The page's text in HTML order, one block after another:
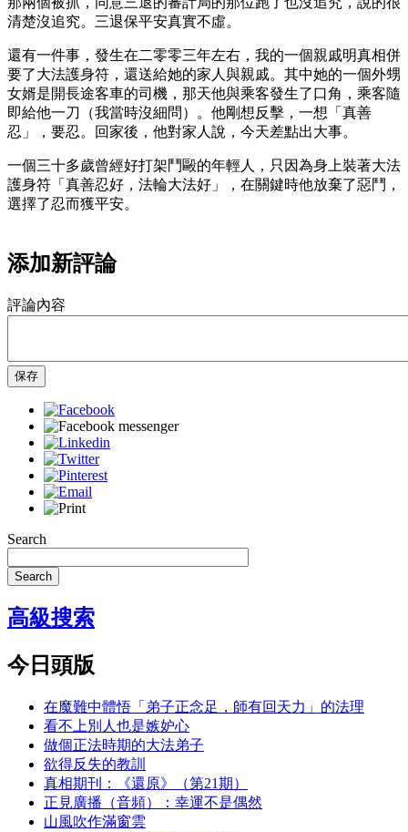
清楚沒追究。三退保平安真實不虛。
還有一件事，發生在二零零三年左右，我的一個親戚明真相併
要了大法護身符，還送給她的家人與親戚。其中她的一個外甥
女婿是開長途客車的司機，那天他與乘客發生了口角，乘客隨
即給他一刀（我當時沒細問）。他剛想反擊，一想「真善
忍」，要忍。回家後，他對家人說，今天差點出大事。
一個三十多歲曾經好打架鬥毆的年輕人，只因為身上裝著大法
護身符「真善忍好，法輪大法好」，在關鍵時他放棄了惡鬥，
選擇了忍而獲平安。
添加新評論
評論內容
保存
Search
Search
高級搜索
今日頭版
在魔難中體悟「弟子正念足，師有回天力」的法理
看不上別人也是嫉妒心
做個正法時期的大法弟子
欲得反失的教訓
真相期刊：《還原》（第21期）
正見廣播（音頻）：幸運不是偶然
山風吹作滿窗雲